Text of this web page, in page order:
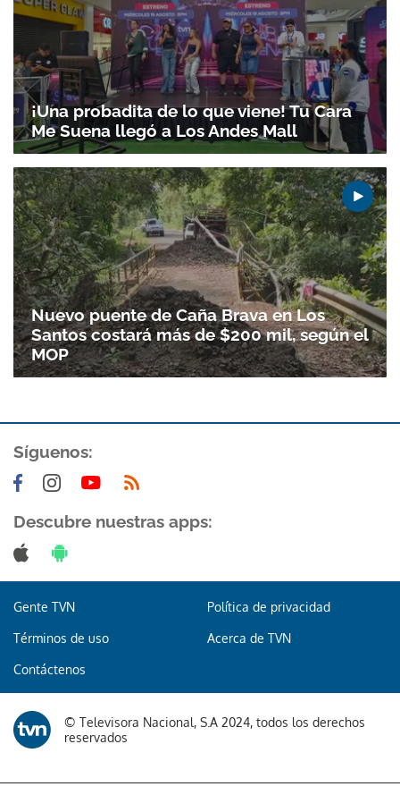
Gracias por suscribirte a nuestro boletín.
¡Una probadita de lo que viene! Tu Cara
Me Suena llegó a Los Andes Mall
Nuevo puente de Caña Brava en Los
Santos costará más de $200 mil, según el
MOP
Síguenos:
Descubre nuestras apps:
Gente TVN Política de privacidad
Términos de uso Acerca de TVN
Contáctenos
© Televisora Nacional, S.A 2024, todos los derechos
reservados